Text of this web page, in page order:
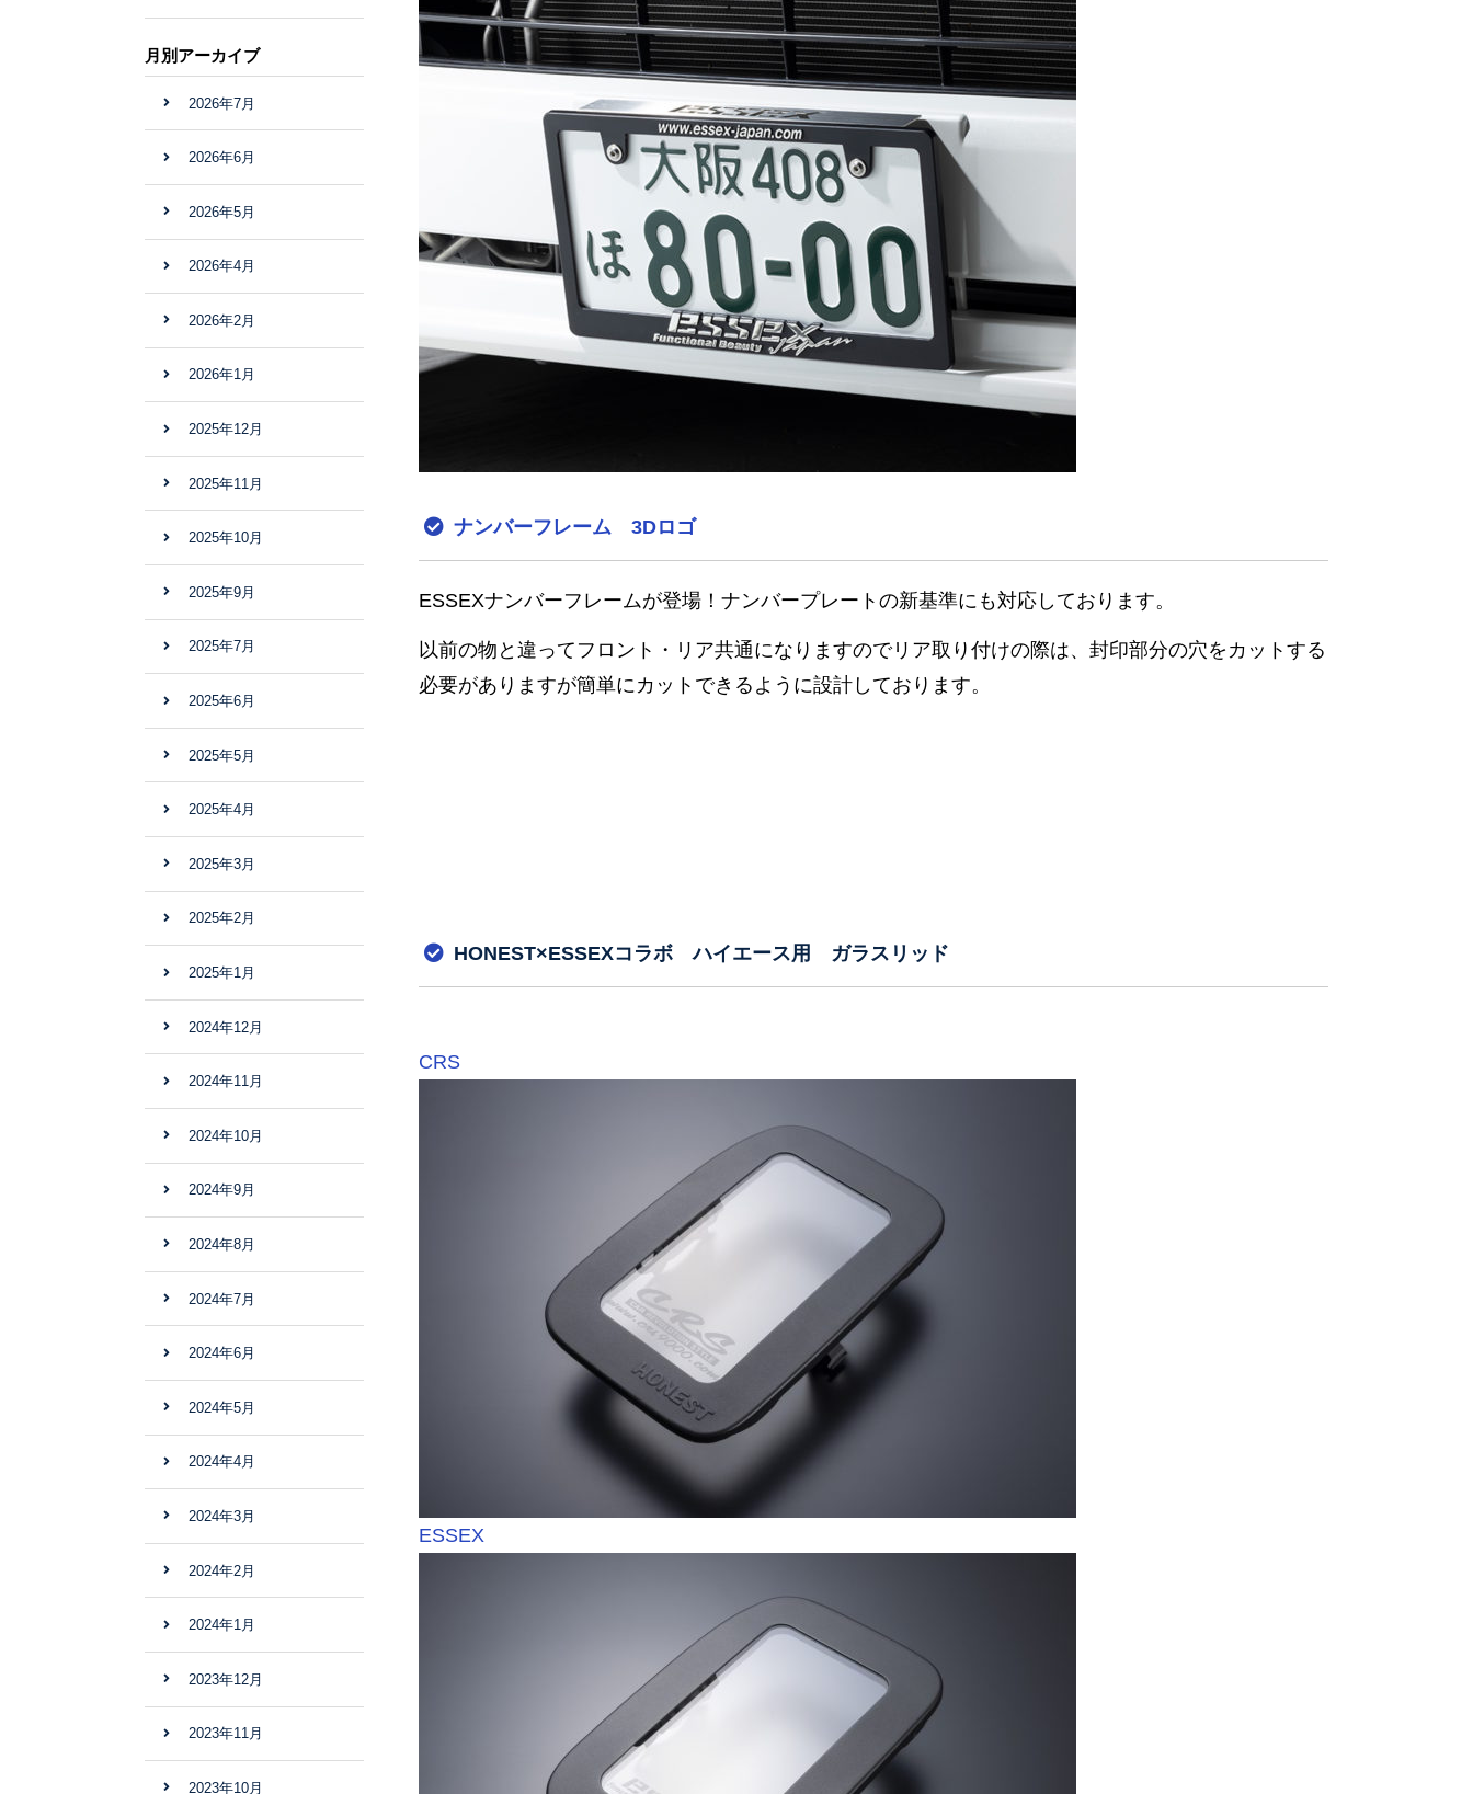
ナンバーフレーム 3Dロゴ
ESSEXナンバーフレームが登場！ナンバープレートの新基準にも対応しております。
以前の物と違ってフロント・リア共通になりますのでリア取り付けの際は、封印部分の穴をカットする
必要がありますが簡単にカットできるように設計しております。
HONEST×ESSEXコラボ ハイエース用 ガラスリッド
CRS
ESSEX
月別アーカイブ
2026年7月
2026年6月
2026年5月
2026年4月
2026年2月
2026年1月
2025年12月
2025年11月
2025年10月
2025年9月
2025年7月
2025年6月
2025年5月
2025年4月
2025年3月
2025年2月
2025年1月
2024年12月
2024年11月
2024年10月
2024年9月
2024年8月
2024年7月
2024年6月
2024年5月
2024年4月
2024年3月
2024年2月
2024年1月
2023年12月
2023年11月
2023年10月